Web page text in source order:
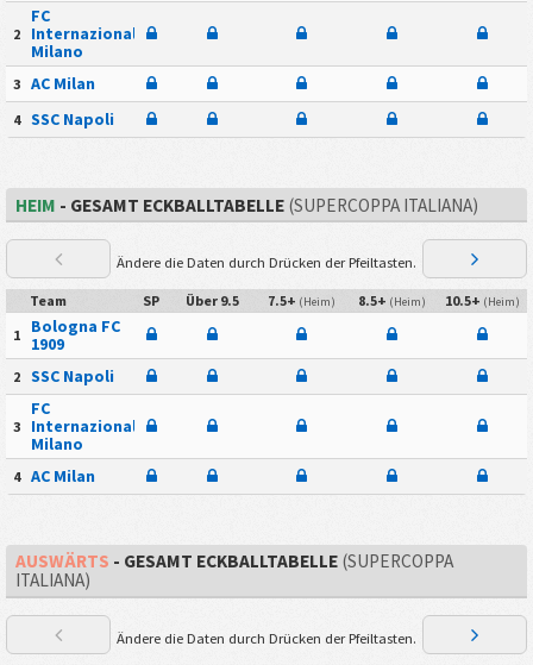
2
FC
Internazionale
Milano
3 AC Milan
4 SSC Napoli
HEIM - GESAMT ECKBALLTABELLE(SUPERCOPPA ITALIANA)
Ändere die Daten durch Drücken der Pfeiltasten.
Team SP Über 9.5 7.5+ (Heim) 8.5+ (Heim) 10.5+ (Heim)
1
Bologna FC
1909
2 SSC Napoli
3
FC
Internazionale
Milano
4 AC Milan
AUSWÄRTS - GESAMT ECKBALLTABELLE(SUPERCOPPA
ITALIANA)
Ändere die Daten durch Drücken der Pfeiltasten.